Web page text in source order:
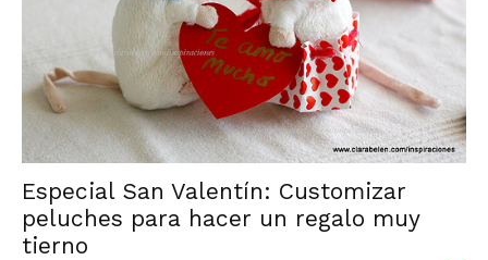
Especial San Valentín: Customizar
peluches para hacer un regalo muy
tierno